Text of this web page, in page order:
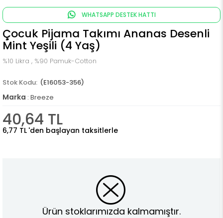
WHATSAPP DESTEK HATTI
Çocuk Pijama Takımı Ananas Desenli
Mint Yeşili (4 Yaş)
%10 Likra , %90 Pamuk-Cotton
(E16053-356)
Marka : Breeze
40,64 TL
6,77 TL 'den başlayan taksitlerle
Ürün stoklarımızda kalmamıştır.